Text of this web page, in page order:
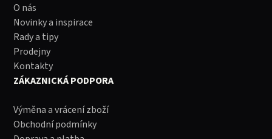
O nás
Novinky a inspirace
Rady a tipy
Prodejny
Kontakty
ZÁKAZNICKÁ PODPORA
Výměna a vrácení zboží
Obchodní podmínky